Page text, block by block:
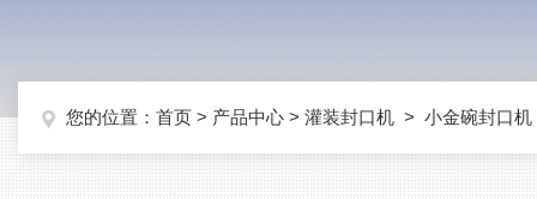
您的位置： 首页 > 产品中心 > 灌装封口机 > 小金碗封口机